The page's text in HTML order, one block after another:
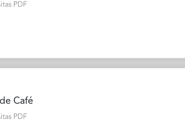
PDF
Café
PDF